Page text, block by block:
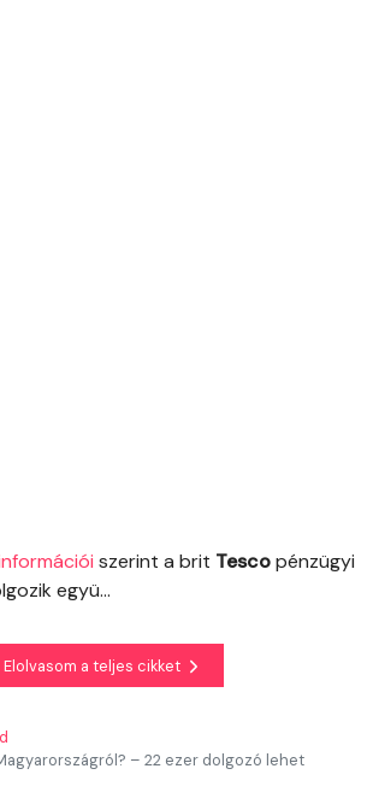
szerint a brit Tescopénzügyi
együ...
Elolvasom a teljes cikket
– 22 ezer dolgozó lehet